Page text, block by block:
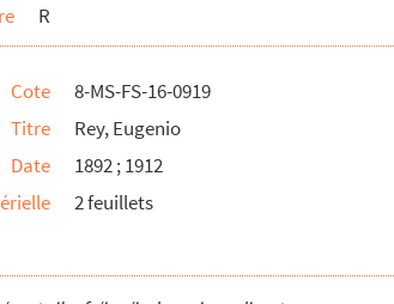
R
Cote
8-MS-FS-16-0919
Titre
Rey, Eugenio
Date
1892 ; 1912
2 feuillets